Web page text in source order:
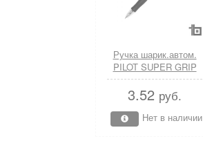
Ручка шарик.автом.
PILOT SUPER GRIP
0,7 мм синий
резин.грип
3.52 руб.
Нет в наличии